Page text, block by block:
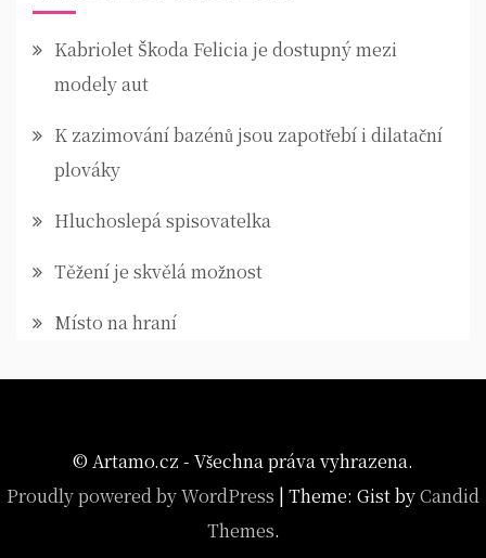
Kabriolet Škoda Felicia je dostupný mezi
modely aut
K zazimování bazénů jsou zapotřebí i dilatační
plováky
Hluchoslepá spisovatelka
Těžení je skvělá možnost
Místo na hraní
© Artamo.cz - Všechna práva vyhrazena.
Proudly powered by WordPress | Theme: Gist byCandid
Themes.